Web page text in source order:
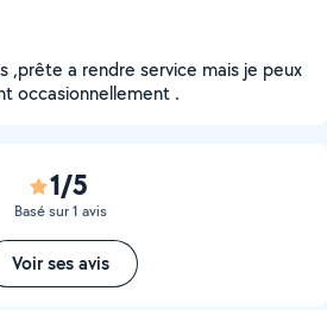
,prête a rendre service mais je peux
occasionnellement .
1/5
Basé sur 1 avis
Voir ses avis